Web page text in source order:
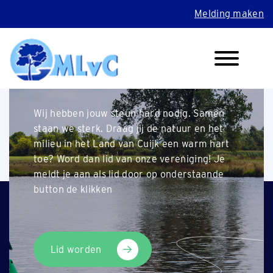
Melding maken
Home>Bladgroen>Voorjaar 2018
??
Wil je lid worden?
Wij hebben jouw steun hard nodig. Samen
staan we sterk. Draag jij de natuur en het
milieu in het Land van Cuijk een warm hart
toe? Word dan lid van onze vereniging! Je
meldt je aan als lid door op onderstaande
button de klikken
Lid worden